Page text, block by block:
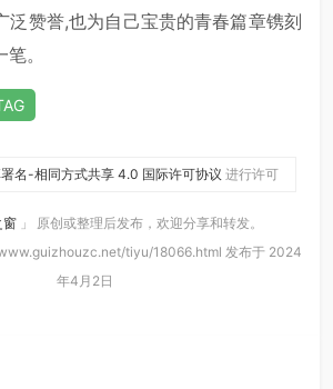
泛赞誉,也为自己宝贵的青春篇章镌刻
。
名-相同方式共享 4.0 国际许可协议 进行许可
窗 」 原创或整理后发布，欢迎分享和转发。
tiyu/18066.html 发布于 2024
年4月2日